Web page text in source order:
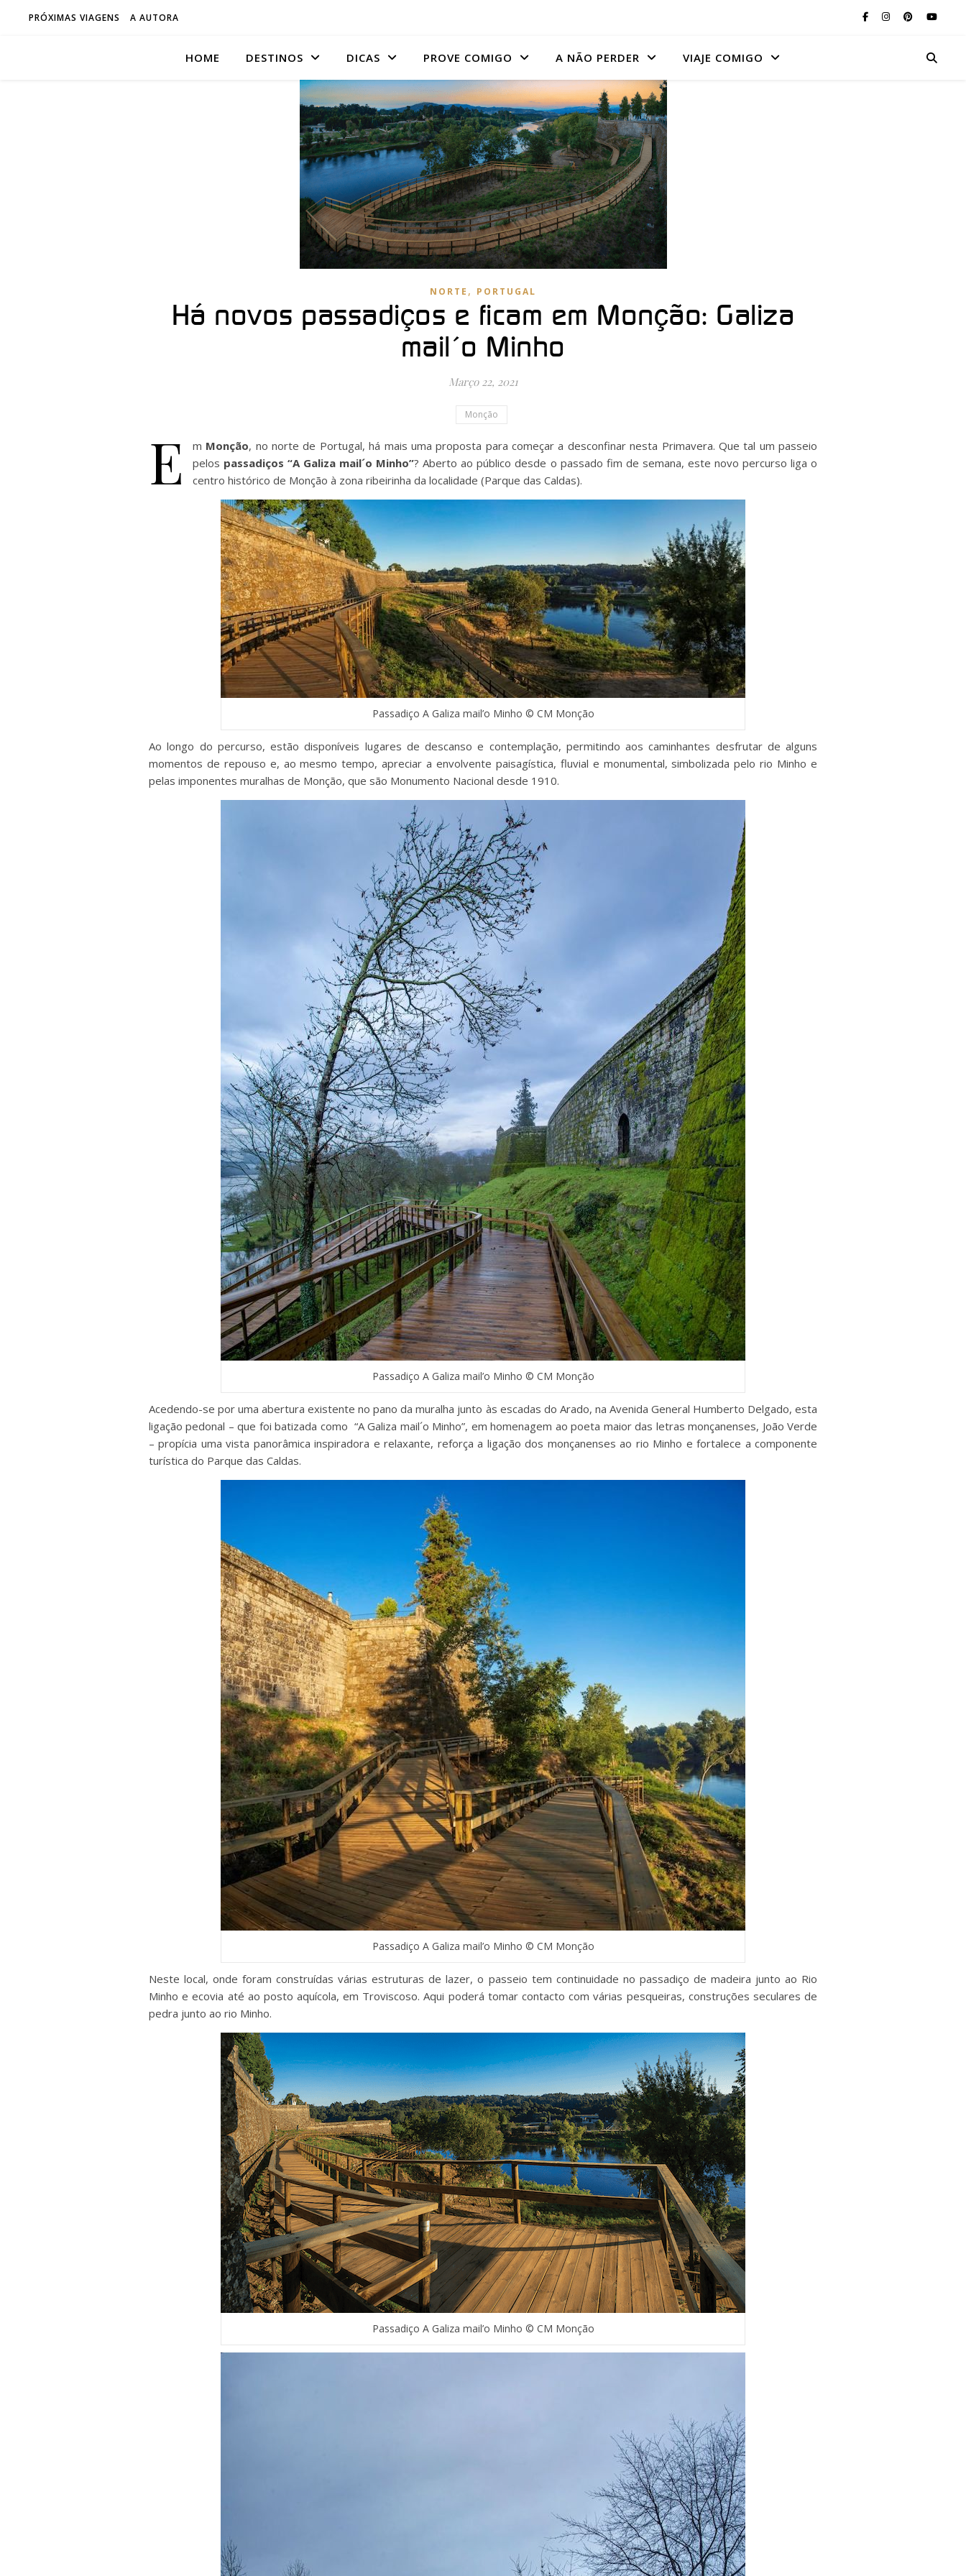
PRÓXIMAS VIAGENS A AUTORA
HOME DESTINOS DICAS PROVE COMIGO A NÃO PERDER VIAJE COMIGO
NORTE , PORTUGAL
Há novos passadiços e ficam em Monção: Galiza
mail´o Minho
Março 22, 2021
Monção
E m Monção, no norte de Portugal, há mais uma proposta para começar a desconfinar nesta Primavera. Que tal um passeio
pelos passadiços “A Galiza mail´o Minho”? Aberto ao público desde o passado fim de semana, este novo percurso liga o
centro histórico de Monção à zona ribeirinha da localidade (Parque das Caldas).
Passadiço A Galiza mail’o Minho © CM Monção
Ao longo do percurso, estão disponíveis lugares de descanso e contemplação, permitindo aos caminhantes desfrutar de alguns
momentos de repouso e, ao mesmo tempo, apreciar a envolvente paisagística, fluvial e monumental, simbolizada pelo rio Minho e
pelas imponentes muralhas de Monção, que são Monumento Nacional desde 1910.
Passadiço A Galiza mail’o Minho © CM Monção
Acedendo-se por uma abertura existente no pano da muralha junto às escadas do Arado, na Avenida General Humberto Delgado, esta
ligação pedonal – que foi batizada como “A Galiza mail´o Minho”, em homenagem ao poeta maior das letras monçanenses, João Verde
– propícia uma vista panorâmica inspiradora e relaxante, reforça a ligação dos monçanenses ao rio Minho e fortalece a componente
turística do Parque das Caldas.
Passadiço A Galiza mail’o Minho © CM Monção
Neste local, onde foram construídas várias estruturas de lazer, o passeio tem continuidade no passadiço de madeira junto ao Rio
Minho e ecovia até ao posto aquícola, em Troviscoso. Aqui poderá tomar contacto com várias pesqueiras, construções seculares de
pedra junto ao rio Minho.
Passadiço A Galiza mail’o Minho © CM Monção